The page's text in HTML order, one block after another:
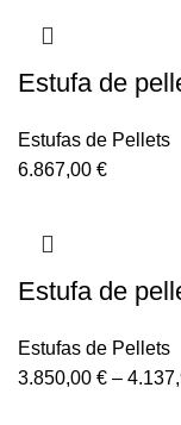
Estufa de
Estufas de Pellets
6.867,00 €
Estufa de
Estufas de Pellets
3.850,00 € –